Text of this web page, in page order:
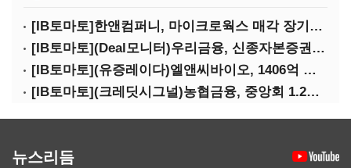
[IB토마토]한앤컴퍼니, 마이크로웍스 매각 장기화 대비…배당 회수판 깔았다
[IB토마토](Deal모니터)우리금융, 신종자본증권 발행했지만 차환금리 '부담'
[IB토마토](유증레이다)엘앤씨바이오, 1406억 유증…최대주주는 절반만 청약
[IB토마토](크레딧시그널)농협금융, 중앙회 1.2조 지원받아 생산적금융 확대
뉴스리듬